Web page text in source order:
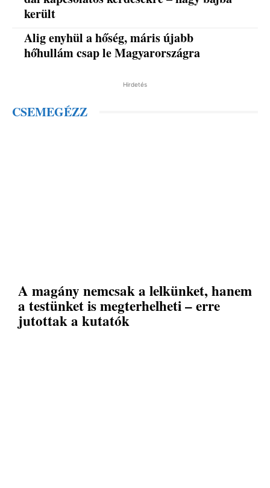
került
Alig enyhül a hőség, máris újabb
hőhullám csap le Magyarországra
Hirdetés
CSEMEGÉZZ
A magány nemcsak a lelkünket, hanem
a testünket is megterhelheti – erre
jutottak a kutatók